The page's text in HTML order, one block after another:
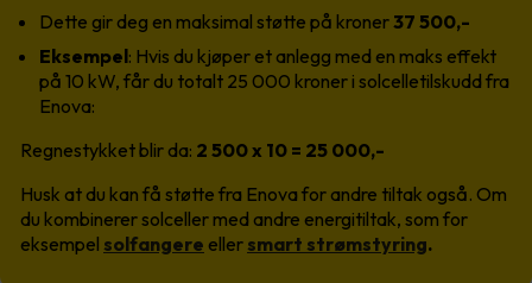
Dette gir deg en maksimal støtte på kroner37 500,-
Eksempel: Hvis du kjøper et anlegg med en maks effekt
på 10 kW, får du totalt 25 000 kroner i solcelletilskudd fra
Enova:
Regnestykket blir da: 2 500 x 10 = 25 000,-
Husk at du kan få støtte fra Enova for andre tiltak også. Om
du kombinerer solceller med andre energitiltak, som for
eksempel solfangere eller smart strømstyring.